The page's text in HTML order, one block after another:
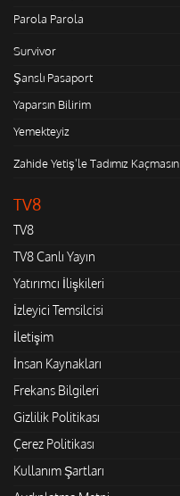
Parola Parola
Survivor
Şanslı Pasaport
Yaparsın Bilirim
Yemekteyiz
Zahide Yetiş'le Tadımız Kaçmasın
TV8
TV8
TV8 Canlı Yayın
Yatırımcı İlişkileri
İzleyici Temsilcisi
İletişim
İnsan Kaynakları
Frekans Bilgileri
Gizlilik Politikası
Çerez Politikası
Kullanım Şartları